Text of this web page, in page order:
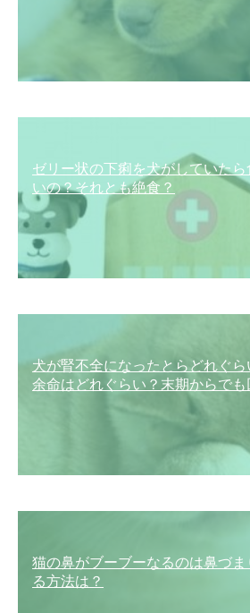
ゼリー状の下痢を犬がしていた
いの？それとも絶食？
犬が腎不全になったとらどれぐら
余命はどれぐらい？末期からでも
猫の鼻がブーブーなるのは鼻づ
る方法は？